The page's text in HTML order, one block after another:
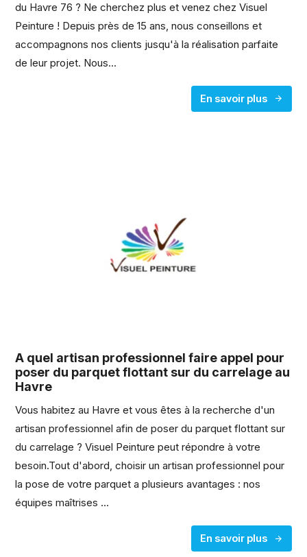
du Havre 76 ? Ne cherchez plus et venez chez Visuel
Peinture ! Depuis près de 15 ans, nous conseillons et
accompagnons nos clients jusqu'à la réalisation parfaite
de leur projet. Nous...
En savoir plus
A quel artisan professionnel faire appel pour
poser du parquet flottant sur du carrelage au
Havre
Vous habitez au Havre et vous êtes à la recherche d'un
artisan professionnel afin de poser du parquet flottant sur
du carrelage ? Visuel Peinture peut répondre à votre
besoin.Tout d'abord, choisir un artisan professionnel pour
la pose de votre parquet a plusieurs avantages : nos
équipes maîtrises ...
En savoir plus